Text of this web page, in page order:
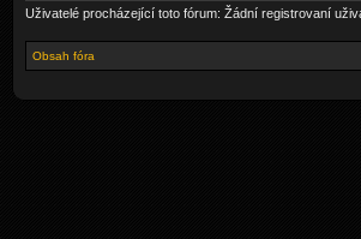
Uživatelé procházející toto fórum: Žádní registrovaní
Obsah fóra